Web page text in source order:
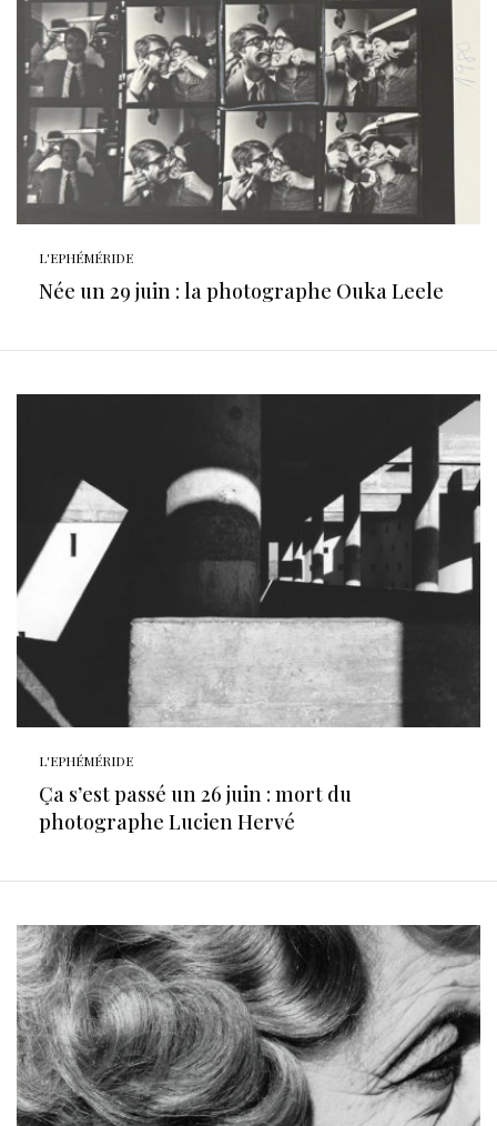
L'EPHÉMÉRIDE
Née un 29 juin : la photographe Ouka Leele
L'EPHÉMÉRIDE
Ça s’est passé un 26 juin : mort du
photographe Lucien Hervé